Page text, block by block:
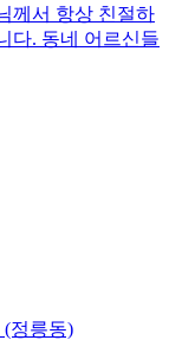
께서 항상 친절하
다. 동네 어르신들
(정릉동)